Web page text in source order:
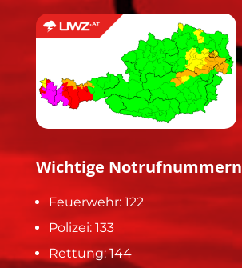
Wichtige Notrufnummern
Feuerwehr: 122
Polizei: 133
Rettung: 144